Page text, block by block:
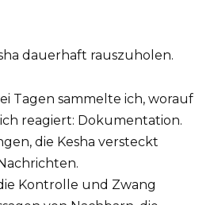
dauerhaft rauszuholen.
Tagen sammelte ich, worauf
reagiert: Dokumentation.
die Kesha versteckt
Kontrolle und Zwang